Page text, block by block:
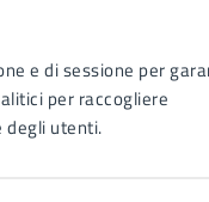
e di sessione per
per raccogliere
degli utenti.